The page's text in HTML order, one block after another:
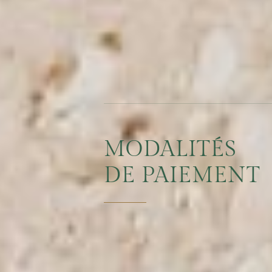
MODALITÉS
DE PAIEMENT